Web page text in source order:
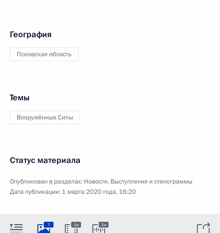
География
Псковская область
Темы
Вооружённые Силы
Статус материала
Опубликован в разделах: Новости, Выступления и стенограммы
Дата публикации: 1 марта 2020 года, 16:20
7 3м 2м